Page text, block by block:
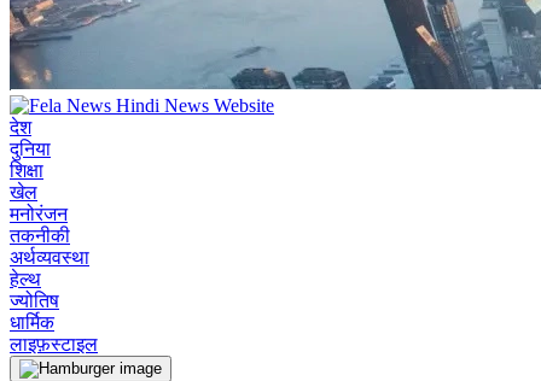
देश
दुनिया
शिक्षा
खेल
मनोरंजन
तकनीकी
अर्थव्यवस्था
हेल्थ
ज्योतिष
धार्मिक
लाइफ़स्टाइल